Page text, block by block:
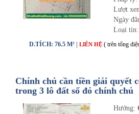
Lượt
Ngày
Loại tin:
D.TÍCH: 76.5 M² | LIÊN HỆ ( trên tổng
Chính chủ cần tiền giải quyết
trong 3 lô đất sổ đỏ chính chủ
Hướng: